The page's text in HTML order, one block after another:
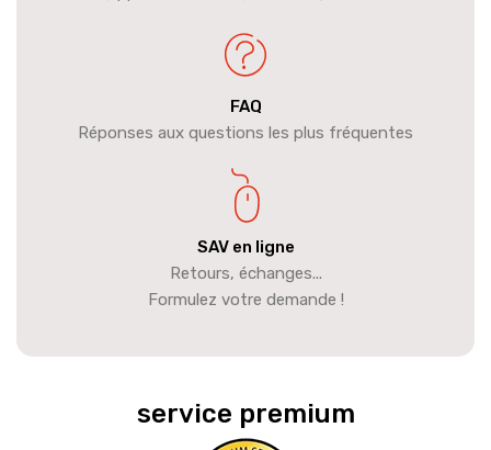
FAQ
Réponses aux questions les plus fréquentes
SAV en ligne
Retours, échanges...
Formulez votre demande !
service premium